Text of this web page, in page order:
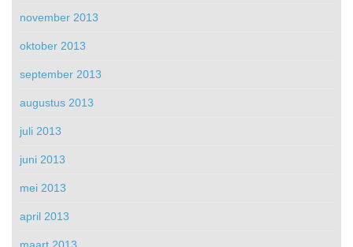
november 2013
oktober 2013
september 2013
augustus 2013
juli 2013
juni 2013
mei 2013
april 2013